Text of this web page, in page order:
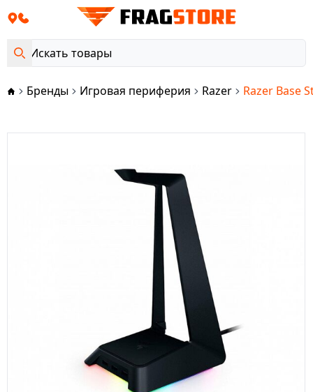
Бренды Игровая периферия Razer Razer Base